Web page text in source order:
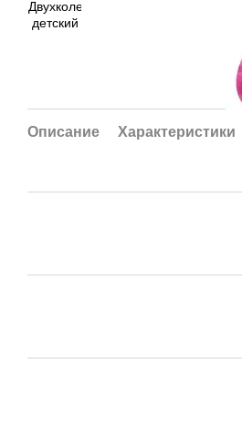
Описание Характеристики